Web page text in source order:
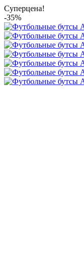
Суперцена!
-35%